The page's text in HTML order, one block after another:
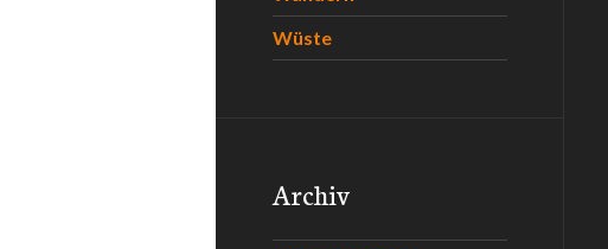
Wüste
Archiv